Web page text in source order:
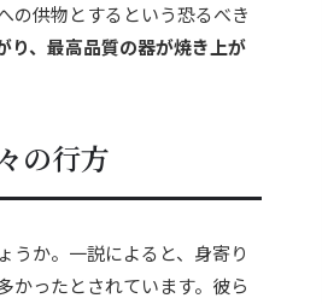
の供物とするという恐るべき
り、最高品質の器が焼き上が
の行方
うか。一説によると、身寄り
かったとされています。彼ら